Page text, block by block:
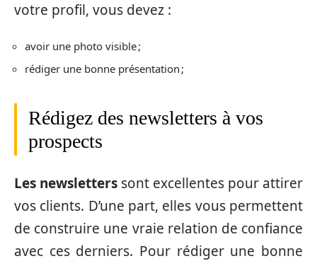
votre profil, vous devez :
avoir une photo visible ;
rédiger une bonne présentation ;
Rédigez des newsletters à vos
prospects
Les newsletters sont excellentes pour attirer
vos clients. D’une part, elles vous permettent
de construire une vraie relation de confiance
avec ces derniers. Pour rédiger une bonne